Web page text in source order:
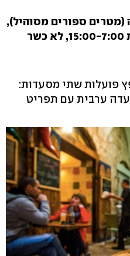
(מטרים ספורים מסוהיל),
פועלות שתי מסעדות:
ערבית עם תפריט